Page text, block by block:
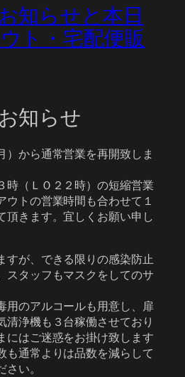
知らせと本日
ト・宅配便販
知らせ
）から通常営業を再開致しま
時（ＬＯ２２時）の短縮営業
ウトの営業時間も合わせて１
頂きます。宜しくお願い申し
すが、できる限りの感染防止
スタッフもマスクをしてのサ
用のアルコールも用意し、扉
清浄機も３台稼働させており
にはご迷惑をお掛け致します
も通常よりは品数を減らして
い。